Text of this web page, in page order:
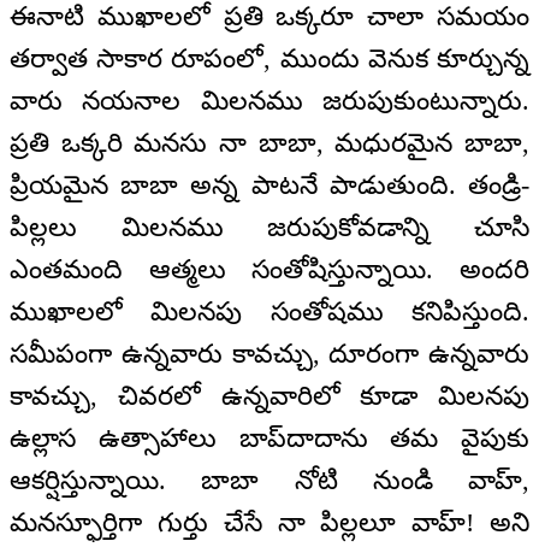
ఈనాటి ముఖాలలో ప్రతి ఒక్కరూ చాలా సమయం
తర్వాత సాకార రూపంలో, ముందు వెనుక కూర్చున్న
వారు నయనాల మిలనము జరుపుకుంటున్నారు.
ప్రతి ఒక్కరి మనసు నా బాబా, మధురమైన బాబా,
ప్రియమైన బాబా అన్న పాటనే పాడుతుంది. తండ్రి-
పిల్లలు మిలనము జరుపుకోవడాన్ని చూసి
ఎంతమంది ఆత్మలు సంతోషిస్తున్నాయి. అందరి
ముఖాలలో మిలనపు సంతోషము కనిపిస్తుంది.
సమీపంగా ఉన్నవారు కావచ్చు, దూరంగా ఉన్నవారు
కావచ్చు, చివరలో ఉన్నవారిలో కూడా మిలనపు
ఉల్లాస ఉత్సాహాలు బాప్‌దాదాను తమ వైపుకు
ఆకర్షిస్తున్నాయి. బాబా నోటి నుండి వాహ్,
మనస్ఫూర్తిగా గుర్తు చేసే నా పిల్లలూ వాహ్! అని